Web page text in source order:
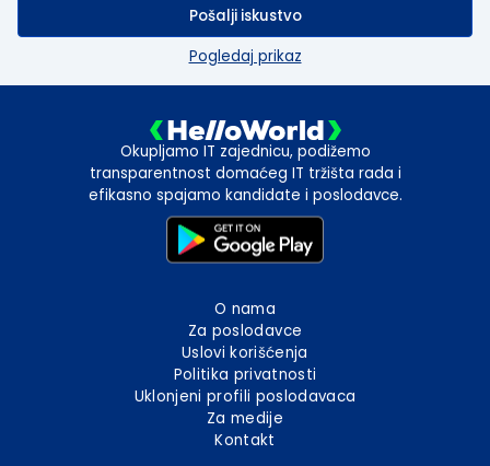
Pošalji iskustvo
Pogledaj prikaz
Okupljamo IT zajednicu, podižemo
transparentnost domaćeg IT tržišta rada i
efikasno spajamo kandidate i poslodavce.
O nama
Za poslodavce
Uslovi korišćenja
Politika privatnosti
Uklonjeni profili poslodavaca
Za medije
Kontakt